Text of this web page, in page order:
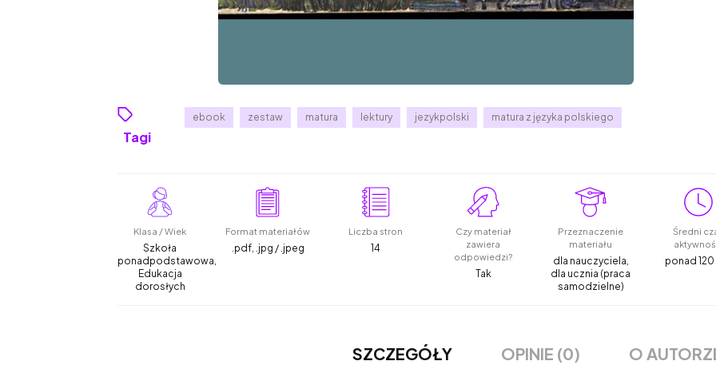
Tagi
ebook zestaw matura lektury jezykpolski matura z języka polskiego
Klasa / Wiek
Szkoła
ponadpodstawowa,
Edukacja
dorosłych
Format materiałów
.pdf, .jpg / .jpeg
Liczba stron
14
Czy materiał
zawiera
odpowiedzi?
Tak
Przeznaczenie
materiału
dla nauczyciela,
dla ucznia (praca
samodzielne)
Średni
ponad 120
SZCZEGÓŁY OPINIE (0) O